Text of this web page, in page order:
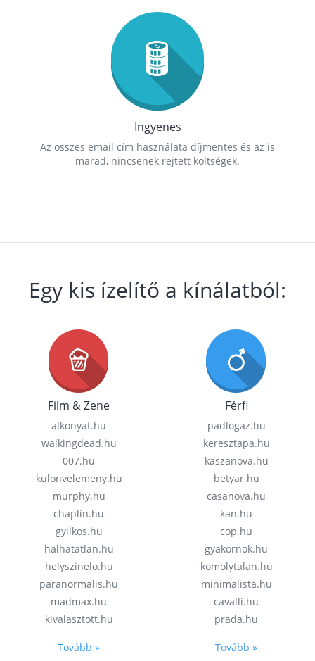
Ingyenes
Az összes email cím használata díjmentes és az is
marad, nincsenek rejtett költségek.
Egy kis ízelítő a kínálatból:
Film & Zene
alkonyat.hu
walkingdead.hu
007.hu
kulonvelemeny.hu
murphy.hu
chaplin.hu
gyilkos.hu
halhatatlan.hu
helyszinelo.hu
paranormalis.hu
madmax.hu
kivalasztott.hu
Tovább »
Férfi
padlogaz.hu
keresztapa.hu
kaszanova.hu
betyar.hu
casanova.hu
kan.hu
cop.hu
gyakornok.hu
komolytalan.hu
minimalista.hu
cavalli.hu
prada.hu
Tovább »